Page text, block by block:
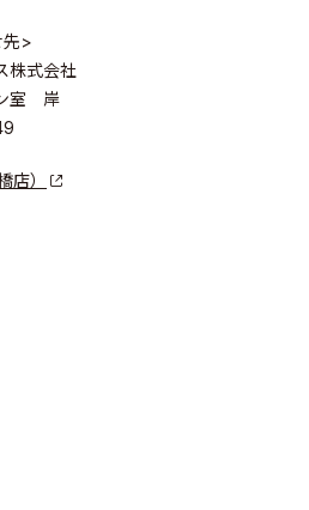
先>
株式会社
室 岸
店）